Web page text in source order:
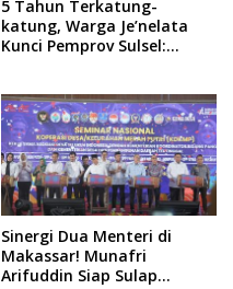
5 Tahun Terkatung-
katung, Warga Je’nelata
Kunci Pemprov Sulsel:
Sinergi Dua Menteri di
Makassar! Munafri
Arifuddin Siap Sulap